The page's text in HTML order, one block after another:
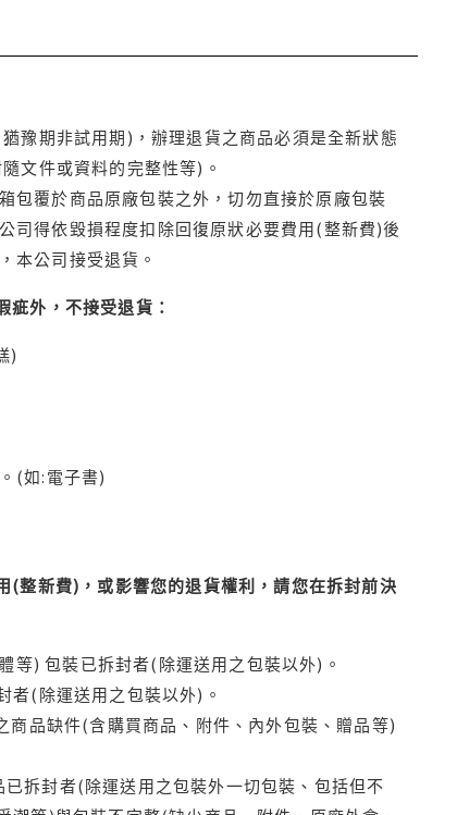
豫期非試用期)，辦理退貨之商品必須是全新狀態
文件或資料的完整性等)。
包覆於商品原廠包裝之外，切勿直接於原廠包裝
司得依毀損程度扣除回復原狀必要費用(整新費)後
本公司接受退貨。
外，不接受退貨：
)
(如:電子書)
(整新費)，或影響您的退貨權利，請您在拆封前決
等) 包裝已拆封者(除運送用之包裝以外)。
者(除運送用之包裝以外)。
品缺件(含購買商品、附件、內外包裝、贈品等)
拆封者(除運送用之包裝外一切包裝、包括但不